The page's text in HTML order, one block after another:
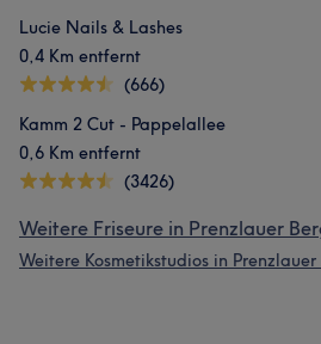
Lucie Nails & Lashes
0,4 Km entfernt
(666)
Kamm 2 Cut - Pappelallee
0,6 Km entfernt
(3426)
Weitere Friseure in Prenzlauer
Weitere Kosmetikstudios in Prenzlauer